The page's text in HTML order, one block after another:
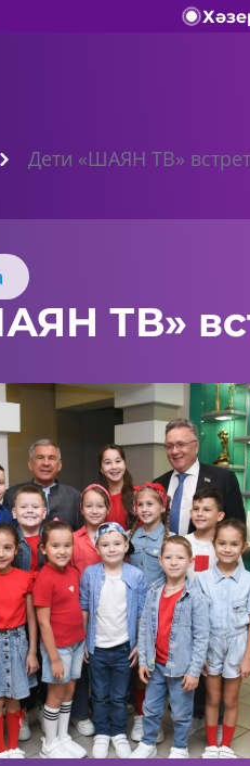
Дети «ШАЯН ТВ»
ТВ»